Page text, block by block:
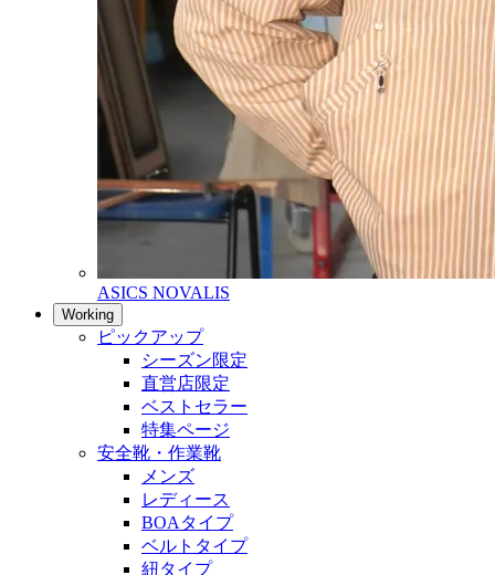
ASICS NOVALIS
Working
ピックアップ
シーズン限定
直営店限定
ベストセラー
特集ページ
安全靴・作業靴
メンズ
レディース
BOAタイプ
ベルトタイプ
紐タイプ